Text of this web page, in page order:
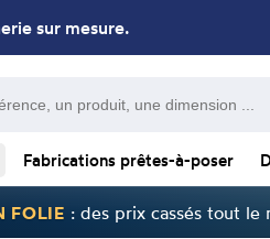
sur mesure.
Fabrications prêtes-à-poser
FOLIE : des prix cassés tout